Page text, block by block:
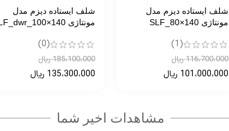
53D43-80
(0)
151،700،000 ریال
135،500،000 ریال
شلف ایستاده دیزم مدل
مونتاژی SLF_80×100
(0)
96،100،000 ریال
83،600،000ریال
مشاهدات اخیر شما